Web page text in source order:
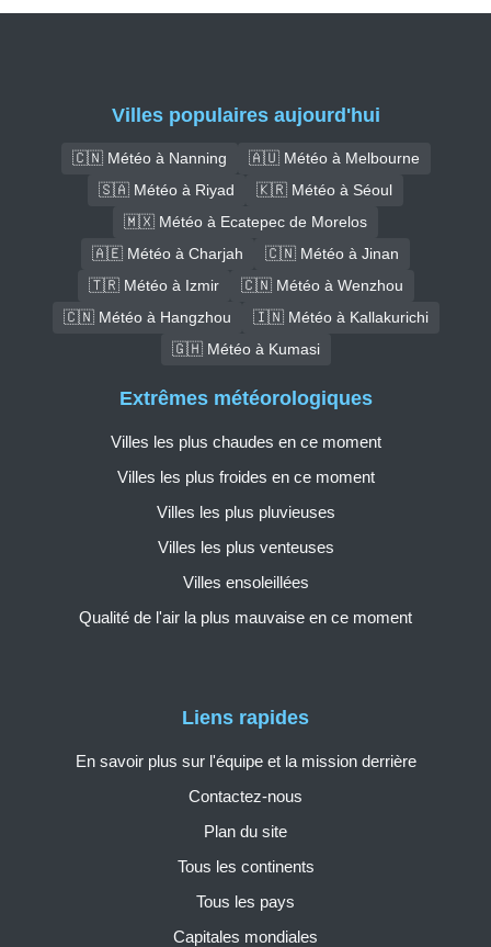
Villes populaires aujourd'hui
🇨🇳 Météo à Nanning
🇦🇺 Météo à Melbourne
🇸🇦 Météo à Riyad
🇰🇷 Météo à Séoul
🇲🇽 Météo à Ecatepec de Morelos
🇦🇪 Météo à Charjah
🇨🇳 Météo à Jinan
🇹🇷 Météo à Izmir
🇨🇳 Météo à Wenzhou
🇨🇳 Météo à Hangzhou
🇮🇳 Météo à Kallakurichi
🇬🇭 Météo à Kumasi
Liens rapides
En savoir plus sur l'équipe et la mission derrière
Contactez-nous
Plan du site
Tous les continents
Tous les pays
Capitales mondiales
Extrêmes météorologiques
Villes les plus chaudes en ce moment
Villes les plus froides en ce moment
Villes les plus pluvieuses
Villes les plus venteuses
Villes ensoleillées
Qualité de l'air la plus mauvaise en ce moment